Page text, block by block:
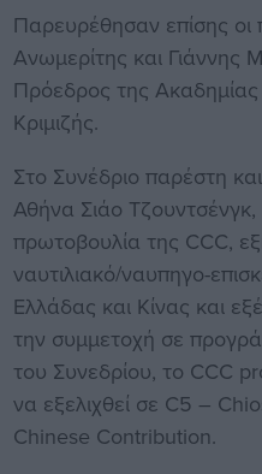
Παρευρέθησαν επίσης
Ανωμερίτης και Γιάννης
Πρόεδρος της
Κριμιζής.
Στο Συνέδριο παρέστη
Αθήνα Σιάο
πρωτοβουλία της CCC,
ναυτιλιακό/ναυπηγο-
Ελλάδας και Κίνας και
την συμμετοχή σε
του Συνεδρίου, το CCC
να εξελιχθεί σε C5 –
Chinese Contribution.